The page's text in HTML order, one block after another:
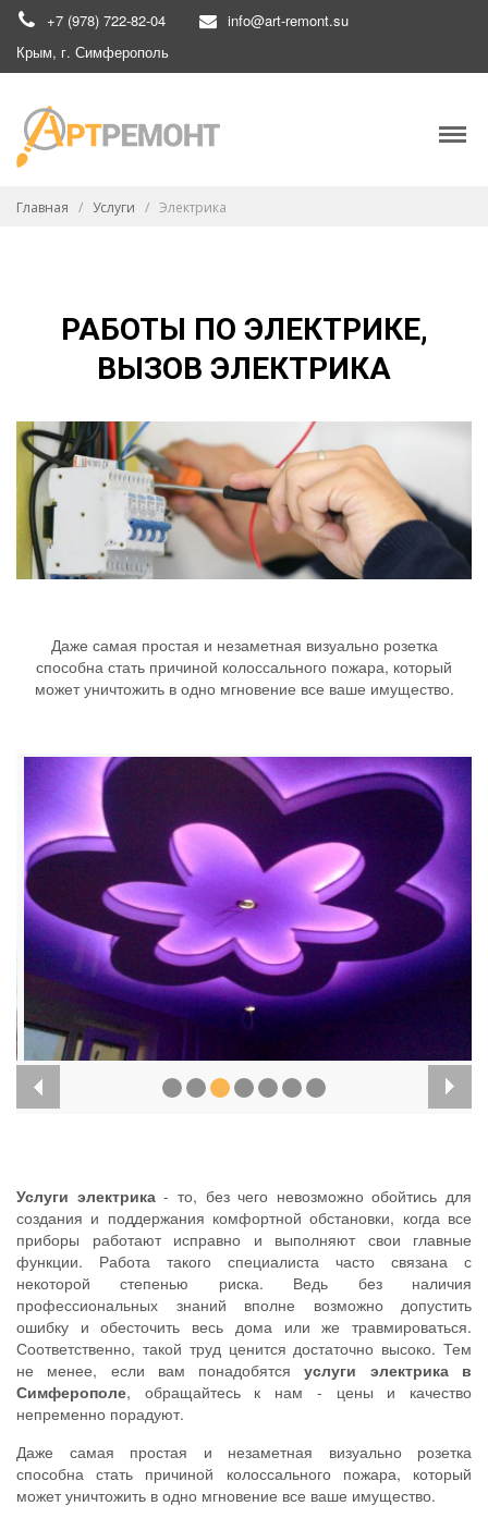
+7 (978) 722-82-04
info@art-remont.su
Крым, г. Симферополь
Главная / Услуги / Электрика
РАБОТЫ ПО ЭЛЕКТРИКЕ,
ВЫЗОВ ЭЛЕКТРИКА
Даже самая простая и незаметная визуально розетка
способна стать причиной колоссального пожара, который
может уничтожить в одно мгновение все ваше имущество.
Услуги электрика- то, без чего невозможно обойтись для
создания и поддержания комфортной обстановки, когда все
приборы работают исправно и выполняют свои главные
функции. Работа такого специалиста часто связана с
некоторой степенью риска. Ведь без наличия
профессиональных знаний вполне возможно допустить
ошибку и обесточить весь дома или же травмироваться.
Соответственно, такой труд ценится достаточно высоко. Тем
не менее, если вам понадобятсяуслуги электрика в
Симферополе, обращайтесь к нам - цены и качество
непременно порадуют.
Даже самая простая и незаметная визуально розетка
способна стать причиной колоссального пожара, который
может уничтожить в одно мгновение все ваше имущество.